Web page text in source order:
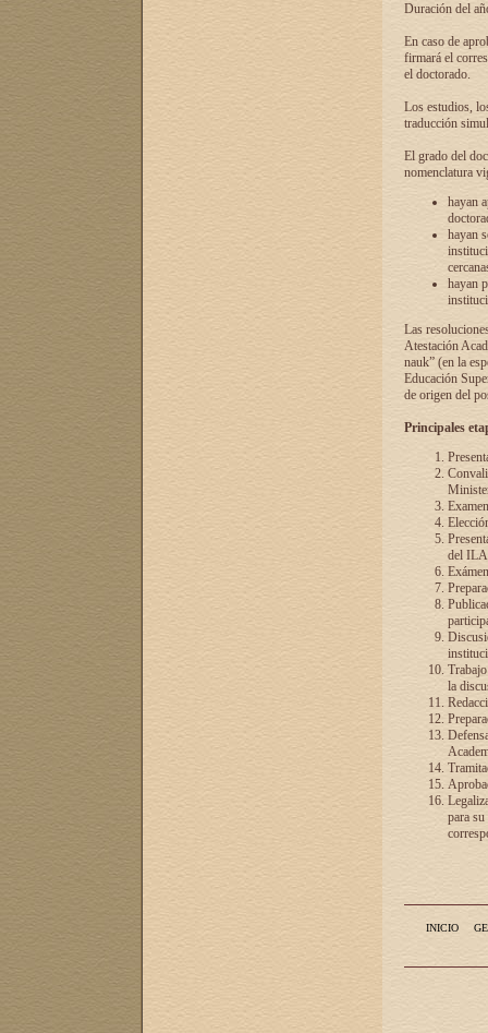
Duración del
En caso de
firmará el
el doctorado.
Los estudios,
traducción
El grado del
nomenclatura
hayan
hayan
hayan
Las
Atestación
nauk” (en la
Educación
de origen del
Principales
del
la
para
INICIO